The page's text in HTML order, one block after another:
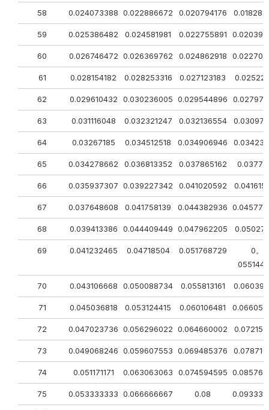
58 0.024073388 0.022886672 0.020794176
59 0.025386482 0.024581981 0.022755891
60 0.026746472 0.026369762 0.024862918
61 0.028154182 0.028253316 0.027123183
62 0.029610432 0.030236005 0.029544896
63 0.031116048 0.032321247 0.032136554
64 0.03267185 0.034512518 0.034906946
65 0.034278662 0.036813352 0.037865162
66 0.035937307 0.039227342 0.041020592
67 0.037648608 0.041758139 0.044382936
68 0.039413386 0.044409449 0.047962205
69 0.041232465 0.04718504 0.051768729
0。
70 0.043106668 0.050088734 0.055813161
71 0.045036818 0.053124415 0.060106481
72 0.047023736 0.056296022 0.064660002
73 0.049068246 0.059607553 0.069485376
74 0.051171171 0.063063063 0.074594595
75 0.053333333 0.066666667 0.08